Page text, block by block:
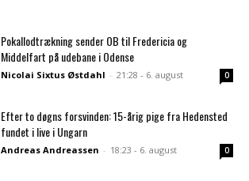
Pokallodtrækning sender OB til Fredericia og
Middelfart på udebane i Odense
Nicolai Sixtus Østdahl - 21:28 - 6. august 0
Efter to døgns forsvinden: 15-årig pige fra Hedensted
fundet i live i Ungarn
Andreas Andreassen - 18:23 - 6. august 0